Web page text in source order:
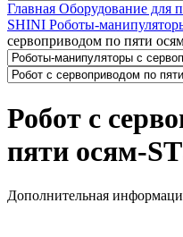
Главная Оборудование для
SHINI Роботы-
сервоприводом по пяти
Робот с
пяти осям-
Дополнительная